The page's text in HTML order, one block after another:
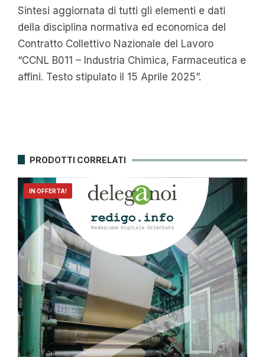
Sintesi aggiornata di tutti gli elementi e dati
della disciplina normativa ed economica del
Contratto Collettivo Nazionale del Lavoro
“CCNL B011 – Industria Chimica, Farmaceutica e
affini. Testo stipulato il 15 Aprile 2025”.
PRODOTTI CORRELATI
IN OFFERTA!